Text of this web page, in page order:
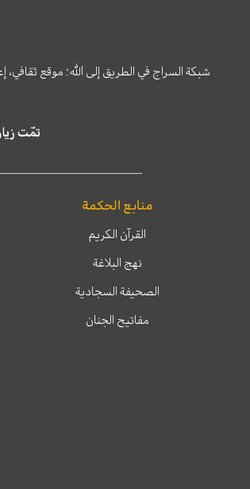
شبكة السراج في الطريق إلى الله؛ موقع
تمّت زيارة موقع سراج ٤,٨٠٠,٠٠٠ مرة خلال
منابع الحكمة
القرآن الكريم
نهج البلاغة
الصحيفة السجادية
مفاتيح الجنان